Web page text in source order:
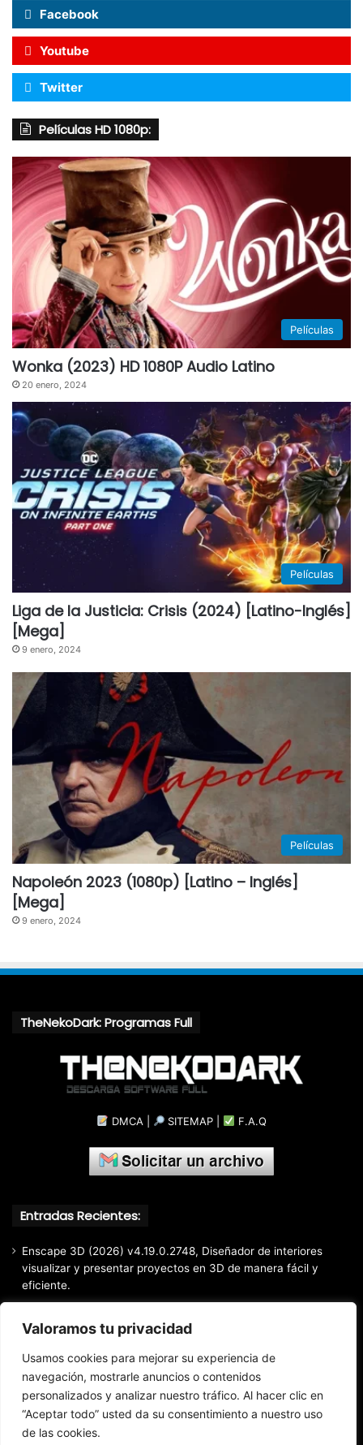
Valoramos tu privacidad
Usamos cookies para mejorar su experiencia de
navegación, mostrarle anuncios o contenidos
personalizados y analizar nuestro tráfico. Al hacer clic en
“Aceptar todo” usted da su consentimiento a nuestro uso
de las cookies.
Facebook
Youtube
Twitter
Películas HD 1080p:
Películas
Wonka (2023) HD 1080P Audio Latino
20 enero, 2024
Películas
Liga de la Justicia: Crisis (2024) [Latino-Inglés]
[Mega]
9 enero, 2024
Películas
Napoleón 2023 (1080p) [Latino – Inglés]
[Mega]
9 enero, 2024
TheNekoDark: Programas Full
DMCA SITEMAP F.A.Q
Entradas Recientes:
Enscape 3D (2026) v4.19.0.2748, Diseñador de interiores
visualizar y presentar proyectos en 3D de manera fácil y
eficiente.
EaseUS Partition Master Professional All Edition (2026)
v20.5.0 Build 202608010610, Crear y modificar particiones
fácil y rápido
EaseUS Todo Backup Home 2025 v16.3.1, Respaldo y
recuperación de archivos confiable